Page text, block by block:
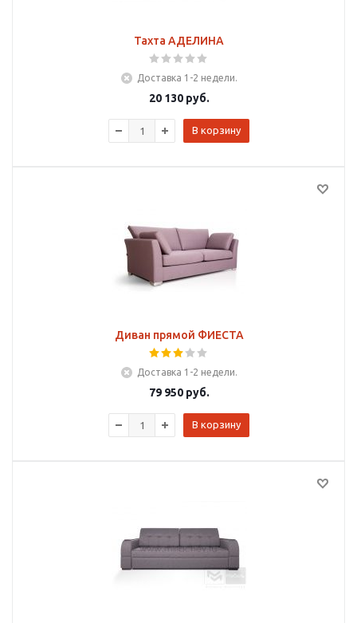
Тахта АДЕЛИНА
Доставка 1-2 недели.
20 130руб.
В корзину
Диван прямой ФИЕСТА
Доставка 1-2 недели.
79 950руб.
В корзину